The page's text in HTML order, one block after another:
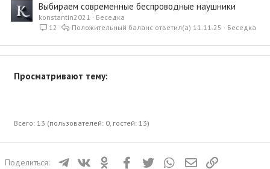
Выбираем современные беспроводные наушники
konstantin2021
Беседка
12
Беседка
11.11.25
Положительный баланс
Просматривают тему:
Всего: 13 (пользователей: 0, гостей: 13)
Поделиться: ТелеграмВКонтактеОдноклассники
FacebookTwitter WhatsAppЭлектронная почта